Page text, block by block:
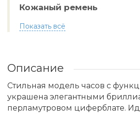
Кожаный ремень
Показать всё
Описание
Стильная модель часов с
украшена элегантными
перламутровом циферблате.